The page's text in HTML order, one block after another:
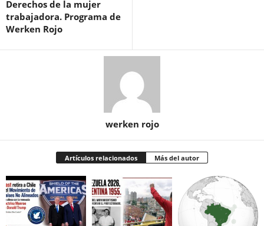
Derechos de la mujer
trabajadora. Programa de
Werken Rojo
werken rojo
Artículos relacionados Más del autor